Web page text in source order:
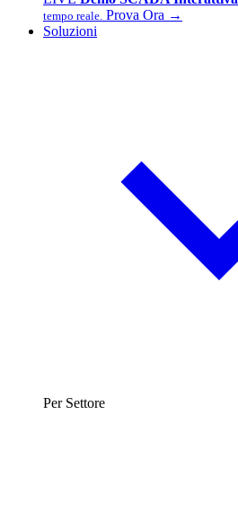
tempo reale. Prova Ora →
Soluzioni
Per Settore